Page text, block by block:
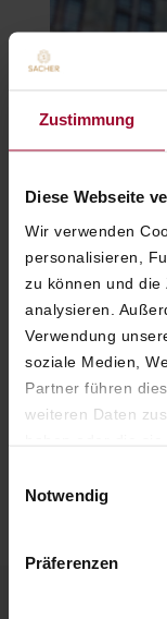
Zustimmung
Diese Webseite
Wir verwenden
personalisieren,
zu können und die
analysieren.
Verwendung
soziale Medien,
Partner führen
weiteren Daten
unserer
Notwendig
Präferenzen